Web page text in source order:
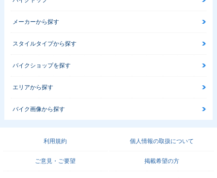
メーカーから探す
スタイルタイプから探す
バイクショップを探す
エリアから探す
バイク画像から探す
利用規約 個人情報の取扱について
ご意見・ご要望 掲載希望の方